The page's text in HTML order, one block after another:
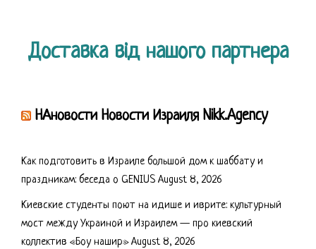
Доставка від нашого партнера
НАновости Новости Израиля Nikk.Agency
Как подготовить в Израиле большой дом к шаббату и
праздникам: беседа о GENIUS August 8, 2026
Киевские студенты поют на идише и иврите: культурный
мост между Украиной и Израилем — про киевский
коллектив «Боу нашир» August 8, 2026